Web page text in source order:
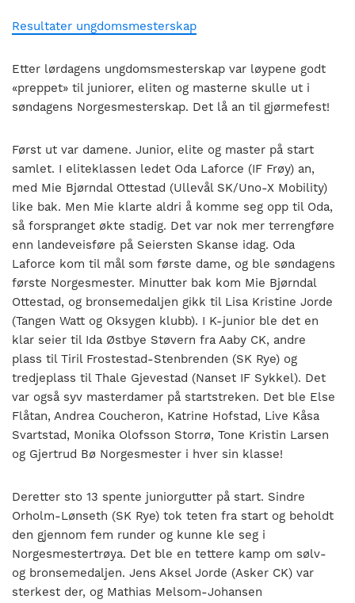
Resultater ungdomsmesterskap
Etter lørdagens ungdomsmesterskap var løypene godt
«preppet» til juniorer, eliten og masterne skulle ut i
søndagens Norgesmesterskap. Det lå an til gjørmefest!
Først ut var damene. Junior, elite og master på start
samlet. I eliteklassen ledet Oda Laforce (IF Frøy) an,
med Mie Bjørndal Ottestad (Ullevål SK/Uno-X Mobility)
like bak. Men Mie klarte aldri å komme seg opp til Oda,
så forspranget økte stadig. Det var nok mer terrengføre
enn landeveisføre på Seiersten Skanse idag. Oda
Laforce kom til mål som første dame, og ble søndagens
første Norgesmester. Minutter bak kom Mie Bjørndal
Ottestad, og bronsemedaljen gikk til Lisa Kristine Jorde
(Tangen Watt og Oksygen klubb). I K-junior ble det en
klar seier til Ida Østbye Støvern fra Aaby CK, andre
plass til Tiril Frostestad-Stenbrenden (SK Rye) og
tredjeplass til Thale Gjevestad (Nanset IF Sykkel). Det
var også syv masterdamer på startstreken. Det ble Else
Flåtan, Andrea Coucheron, Katrine Hofstad, Live Kåsa
Svartstad, Monika Olofsson Storrø, Tone Kristin Larsen
og Gjertrud Bø Norgesmester i hver sin klasse!
Deretter sto 13 spente juniorgutter på start. Sindre
Orholm-Lønseth (SK Rye) tok teten fra start og beholdt
den gjennom fem runder og kunne kle seg i
Norgesmestertrøya. Det ble en tettere kamp om sølv-
og bronsemedaljen. Jens Aksel Jorde (Asker CK) var
sterkest der, og Mathias Melsom-Johansen